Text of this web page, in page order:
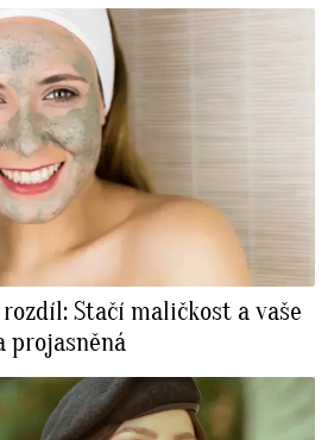
Stačí maličkost a vaše
projasněná